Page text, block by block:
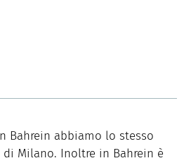
Bahrein abbiamo lo stesso
Milano. Inoltre in Bahrein è